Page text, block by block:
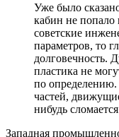
Уже было
кабин не попало
советские
параметров, то
долговечность.
пластика не
по
частей,
нибудь
Западная